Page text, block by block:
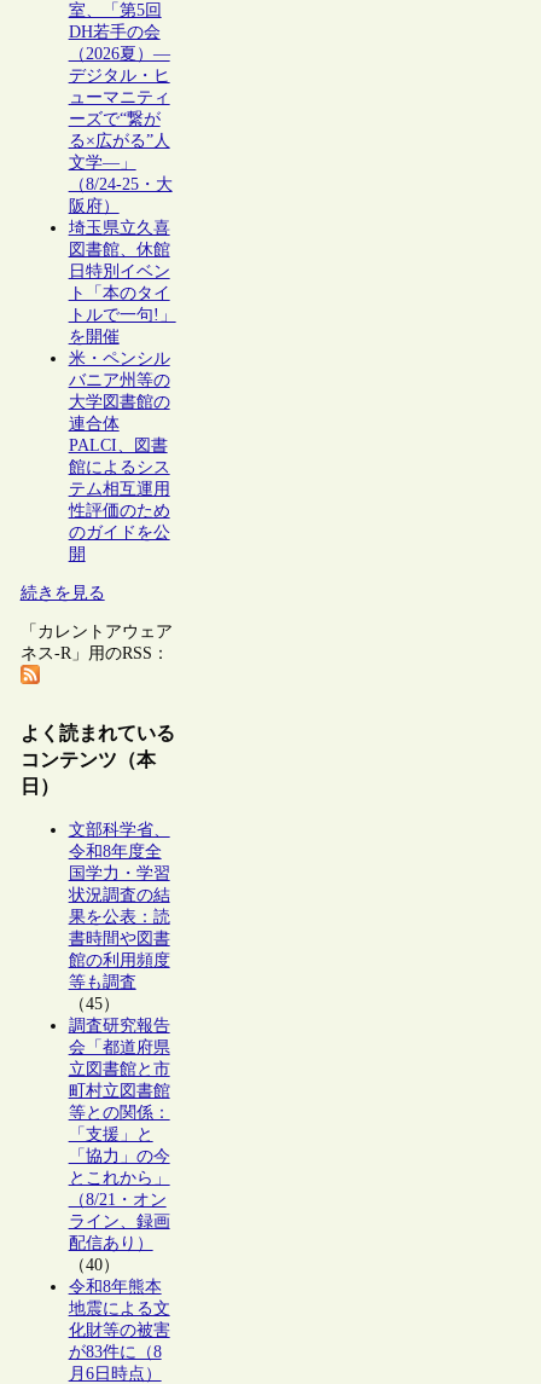
室、「第5回
DH若手の会
（2026夏）―
デジタル・ヒ
ューマニティ
ーズで“繋が
る×広がる”人
文学―」
（8/24-25・大
阪府）
埼玉県立久喜
図書館、休館
日特別イベン
ト「本のタイ
トルで一句!」
を開催
米・ペンシル
バニア州等の
大学図書館の
連合体
PALCI、図書
館によるシス
テム相互運用
性評価のため
のガイドを公
開
続きを見る
「カレントアウェア
ネス-R」用のRSS：
よく読まれている
コンテンツ（本
日）
文部科学省、
令和8年度全
国学力・学習
状況調査の結
果を公表：読
書時間や図書
館の利用頻度
等も調査
（45）
調査研究報告
会「都道府県
立図書館と市
町村立図書館
等との関係：
「支援」と
「協力」の今
とこれから」
（8/21・オン
ライン、録画
配信あり）
（40）
令和8年熊本
地震による文
化財等の被害
が83件に（8
月6日時点）